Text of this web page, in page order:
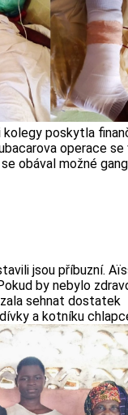
kolegy poskytla
operace se
obával možné
jsou příbuzní.
by nebylo
sehnat dostatek
a kotníku